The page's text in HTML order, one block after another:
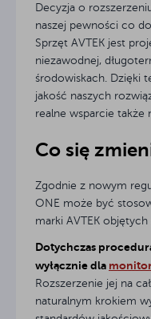
Decyzja o
naszej pewności co
Sprzęt AVTEK jest
niezawodnej,
środowiskach. Dzięki
jakość naszych
realne wsparcie także
Co się
Zgodnie z nowym
ONE może być
marki AVTEK
Dotychczas
wyłącznie dla
Rozszerzenie jej na
naturalnym krokiem